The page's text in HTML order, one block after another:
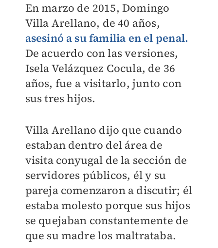
En marzo de 2015, Domingo
Villa Arellano, de 40 años,
asesinó a su familia en el penal.
De acuerdo con las versiones,
Isela Velázquez Cocula, de 36
años, fue a visitarlo, junto con
sus tres hijos.
Villa Arellano dijo que cuando
estaban dentro del área de
visita conyugal de la sección de
servidores públicos, él y su
pareja comenzaron a discutir; él
estaba molesto porque sus hijos
se quejaban constantemente de
que su madre los maltrataba.